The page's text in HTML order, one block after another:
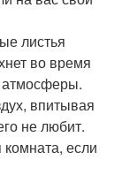
листья
во время
атмосферы.
впитывая
не любит.
если